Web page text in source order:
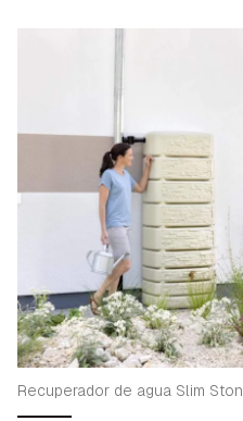
Recuperador de agua Slim